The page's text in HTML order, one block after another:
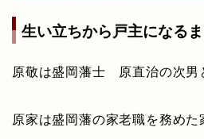
生い立ちから戸主になる
原敬は盛岡藩士 原直治の次男
原家は盛岡藩の家老職を務めた